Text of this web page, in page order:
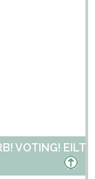
VOTING! EILT!